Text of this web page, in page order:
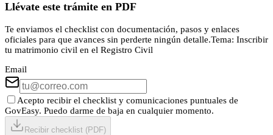
Llévate este trámite en PDF
Te enviamos el checklist con documentación, pasos y enlaces
oficiales para que avances sin perderte ningún detalle.Tema: Inscribir
tu matrimonio civil en el Registro Civil
Email
Acepto recibir el checklist y comunicaciones puntuales de
GovEasy. Puedo darme de baja en cualquier momento.
Recibir checklist (PDF)